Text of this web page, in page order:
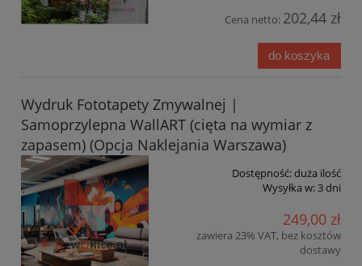
Cena netto: 202,44 zł
do koszyka
Wydruk Fototapety Zmywalnej |
Samoprzylepna WallART (cięta na wymiar z
zapasem) (Opcja Naklejania Warszawa)
Dostępność:duża ilość
Wysyłka w:3 dni
249,00 zł
zawiera 23% VAT, bez kosztów
dostawy